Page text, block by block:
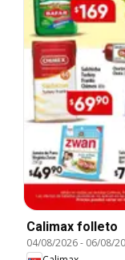
Calimax folleto
04/08/2026- 06/08/